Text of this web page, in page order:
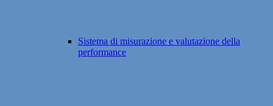
Sistema di misurazione e valutazione della
performance